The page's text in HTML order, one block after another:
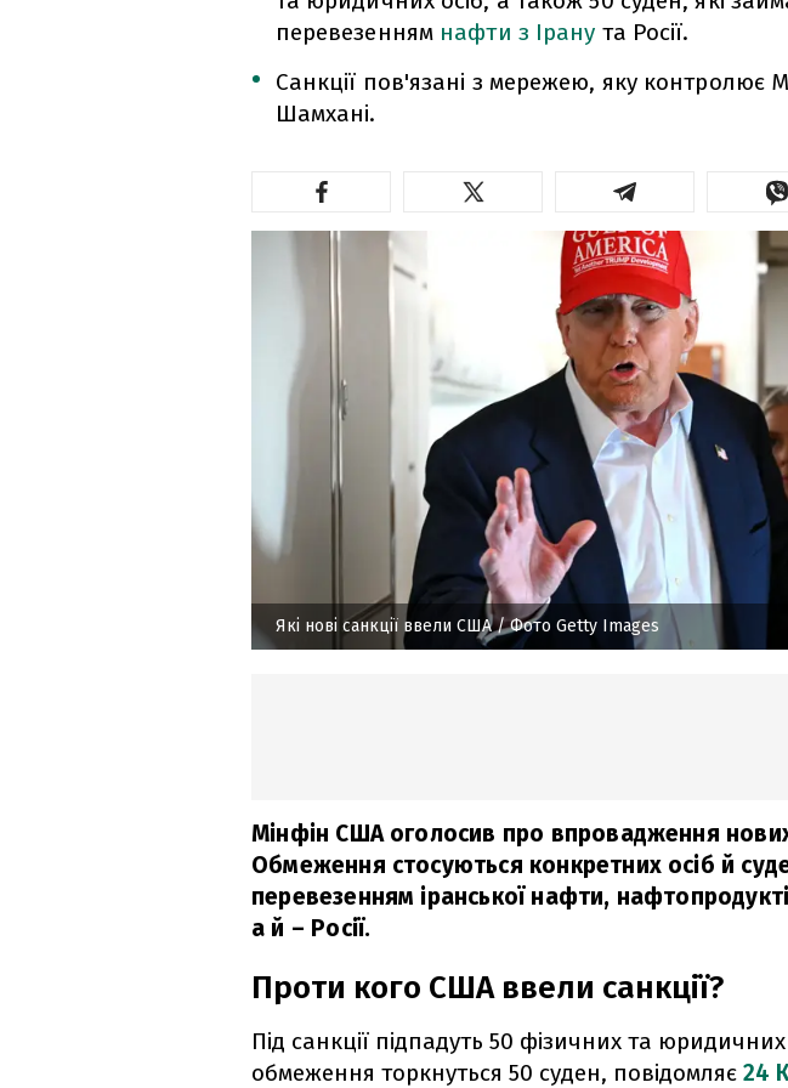
перевезенням нафти з Ірану та Росії.
Санкції пов'язані з мережею, яку контролює
Шамхані.
Які нові санкції ввели США/ Фото Getty Images
Мінфін США оголосив про впровадження
Обмеження стосуються конкретних осіб й
перевезенням іранської нафти,
а й – Росії.
Проти кого США ввели санкції?
Під санкції підпадуть 50 фізичних та
обмеження торкнуться 50 суден, повідомляє 24